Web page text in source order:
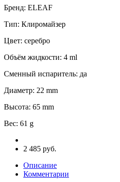
Бренд: ELEAF
Тип: Клиромайзер
Цвет: серебро
Объём жидкости: 4 ml
Сменный испаритель: да
Диаметр: 22 mm
Высота: 65 mm
Вес: 61 g
2 485 руб.
Описание
Комментарии